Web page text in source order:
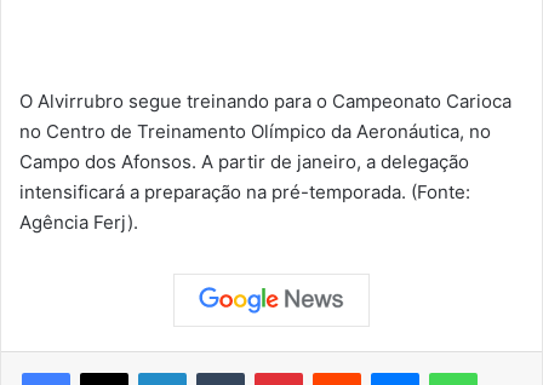
O Alvirrubro segue treinando para o Campeonato Carioca
no Centro de Treinamento Olímpico da Aeronáutica, no
Campo dos Afonsos. A partir de janeiro, a delegação
intensificará a preparação na pré-temporada. (Fonte:
Agência Ferj).